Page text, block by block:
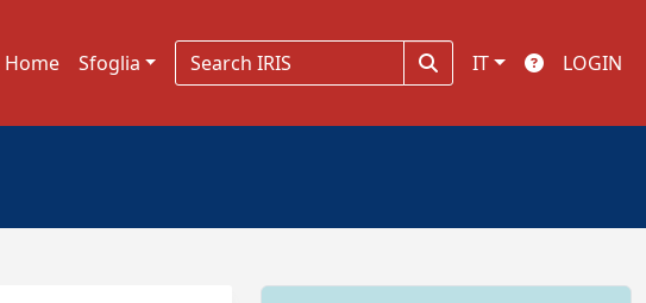
Home Sfoglia IT LOGIN